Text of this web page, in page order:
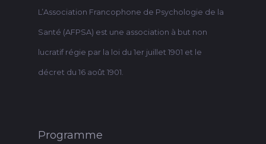
L’Association Francophone de Psychologie de la
Santé (AFPSA) est une association à but non
lucratif régie par la loi du 1er juillet 1901 et le
décret du 16 août 1901.
Programme